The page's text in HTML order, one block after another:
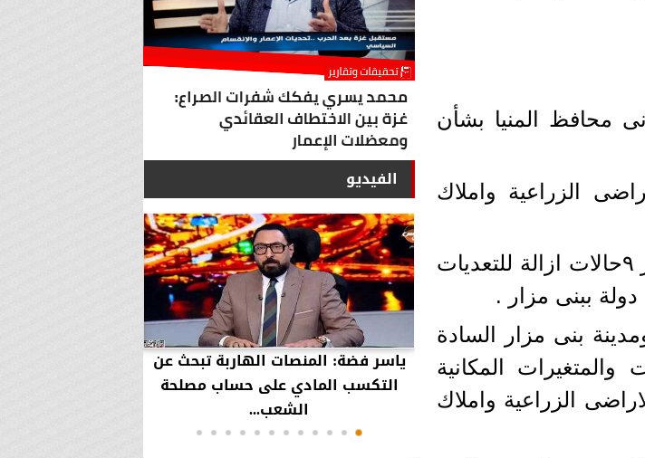
محافظ المنيا بشأن
الاراضى الزراعية واملاك
نفذت الوحدة المحلية لمركز ومدينة بنى مزار ٩حالات ازالة للتعديات
دولة ببنى مزار .
بنى مزار السادة
والمتغيرات المكانية
الزراعية واملاك
الفيديو
حيوية: غلي اللبن السايب
لا يقضي على الأمراض...
ياسر فضة: المنصات الهاربة تبحث عن
التكسب المادي على حساب مصلحة
الشعب...